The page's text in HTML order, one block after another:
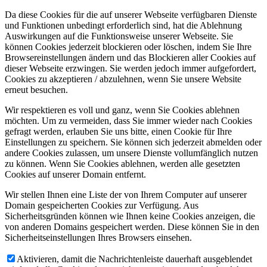
Da diese Cookies für die auf unserer Webseite verfügbaren Dienste
und Funktionen unbedingt erforderlich sind, hat die Ablehnung
Auswirkungen auf die Funktionsweise unserer Webseite. Sie
können Cookies jederzeit blockieren oder löschen, indem Sie Ihre
Browsereinstellungen ändern und das Blockieren aller Cookies auf
dieser Webseite erzwingen. Sie werden jedoch immer aufgefordert,
Cookies zu akzeptieren / abzulehnen, wenn Sie unsere Website
erneut besuchen.
Wir respektieren es voll und ganz, wenn Sie Cookies ablehnen
möchten. Um zu vermeiden, dass Sie immer wieder nach Cookies
gefragt werden, erlauben Sie uns bitte, einen Cookie für Ihre
Einstellungen zu speichern. Sie können sich jederzeit abmelden oder
andere Cookies zulassen, um unsere Dienste vollumfänglich nutzen
zu können. Wenn Sie Cookies ablehnen, werden alle gesetzten
Cookies auf unserer Domain entfernt.
Wir stellen Ihnen eine Liste der von Ihrem Computer auf unserer
Domain gespeicherten Cookies zur Verfügung. Aus
Sicherheitsgründen können wie Ihnen keine Cookies anzeigen, die
von anderen Domains gespeichert werden. Diese können Sie in den
Sicherheitseinstellungen Ihres Browsers einsehen.
Aktivieren, damit die Nachrichtenleiste dauerhaft ausgeblendet